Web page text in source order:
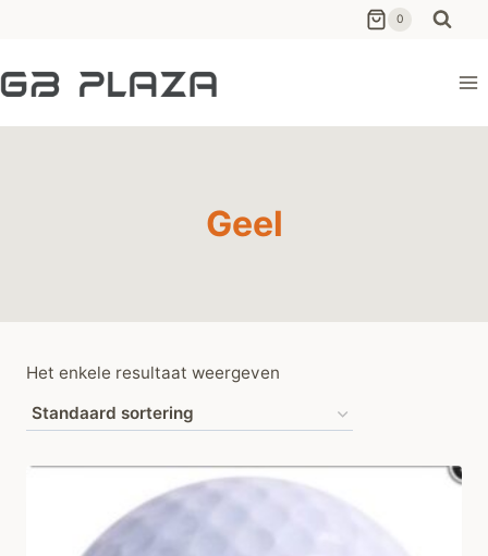
de
inhoud
0
Geel
Het enkele resultaat weergeven